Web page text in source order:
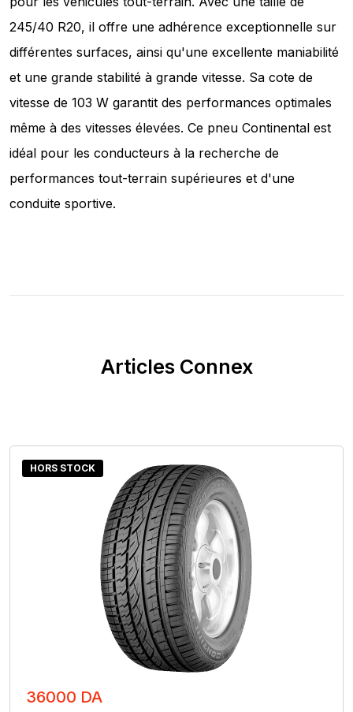
245/40 R20, il offre une adhérence exceptionnelle sur
différentes surfaces, ainsi qu'une excellente maniabilité
et une grande stabilité à grande vitesse. Sa cote de
vitesse de 103 W garantit des performances optimales
même à des vitesses élevées. Ce pneu Continental est
idéal pour les conducteurs à la recherche de
performances tout-terrain supérieures et d'une
conduite sportive.
Articles Connex
HORS STOCK
36000 DA